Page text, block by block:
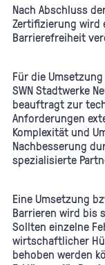
Nach Abschluss
Zertifizierung wird
Barrierefreiheit
Für die
SWN Stadtwerke
beauftragt zur
Anforderungen
Komplexität und
Nachbesserung
spezialisierte
Eine Umsetzung
Barrieren wird bis
Sollten einzelne
wirtschaftlicher
behoben werden